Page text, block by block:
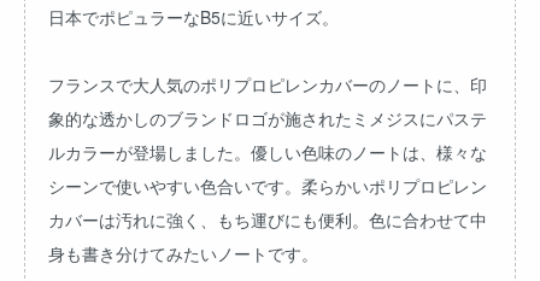
日本でポピュラーなB5に近いサイズ。
フランスで大人気のポリプロピレンカバーのノートに、印
象的な透かしのブランドロゴが施されたミメジスにパステ
ルカラーが登場しました。優しい色味のノートは、様々な
シーンで使いやすい色合いです。柔らかいポリプロピレン
カバーは汚れに強く、もち運びにも便利。色に合わせて中
身も書き分けてみたいノートです。